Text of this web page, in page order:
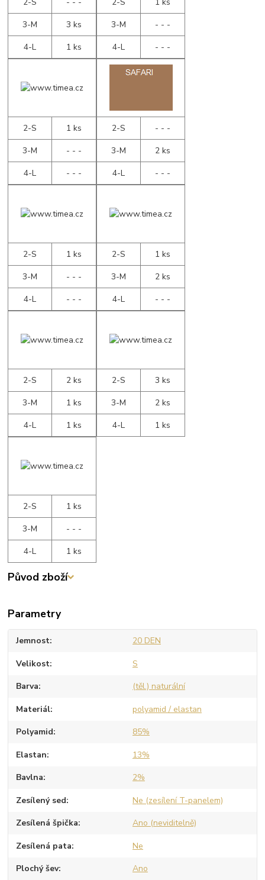
3-M
3 ks
4-L
1 ks
3-M
- - -
4-L
- - -
2-S
1 ks
3-M
- - -
4-L
- - -
2-S
- - -
3-M
2 ks
4-L
- - -
2-S
1 ks
3-M
- - -
4-L
- - -
2-S
1 ks
3-M
2 ks
4-L
- - -
2-S
2 ks
3-M
1 ks
4-L
1 ks
2-S
3 ks
3-M
2 ks
4-L
1 ks
2-S
1 ks
3-M
- - -
4-L
1 ks
Původ zboží
Parametry
Jemnost 20 DEN
Velikost S
Barva (těl.) naturální
Materiál polyamid / elastan
Polyamid 85%
Elastan 13%
Bavlna 2%
Zesílený sed Ne (zesílení T-panelem)
Zesílená špička Ano (neviditelně)
Zesílená pata Ne
Plochý šev Ano